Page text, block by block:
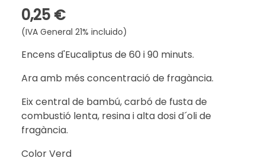
0,25 €
(IVA General 21% incluido)
Encens d'Eucaliptus de 60 i 90 minuts.
Ara amb més concentració de fragància.
Eix central de bambú, carbó de fusta de
combustió lenta, resina i alta dosi d´oli de
fragància.
Color Verd